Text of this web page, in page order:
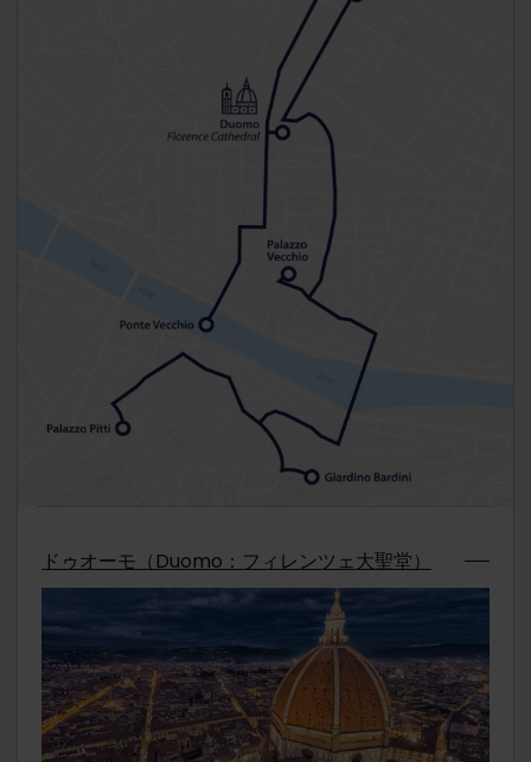
ドゥオーモ（Duomo：フィレンツェ大聖堂）